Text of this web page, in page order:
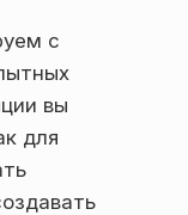
с
вы
для